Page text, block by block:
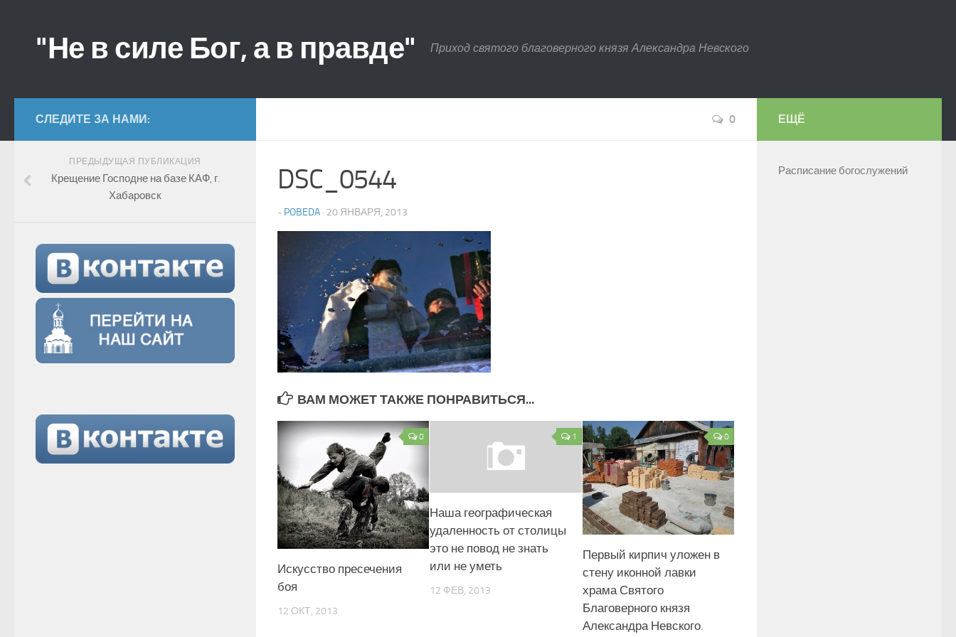
"Не в силе Бог, а в правде" Приход святого благоверного князя Александра Невского
0
DSC_0544
- POBEDA · 20 ЯНВАРЯ, 2013
ВАМ МОЖЕТ ТАКЖЕ ПОНРАВИТЬСЯ...
0
Искусство пресечения
боя
12 ОКТ, 2013
1
Наша географическая
удаленность от столицы
это не повод не знать
или не уметь
12 ФЕВ, 2013
0
Первый кирпич уложен в
стену иконной лавки
храма Святого
Благоверного князя
Александра Невского.
СЛЕДИТЕ ЗА НАМИ:
ПРЕДЫДУЩАЯ ПУБЛИКАЦИЯ
Крещение Господне на базе КАФ, г.
Хабаровск
ЕЩЁ
Расписание богослужений